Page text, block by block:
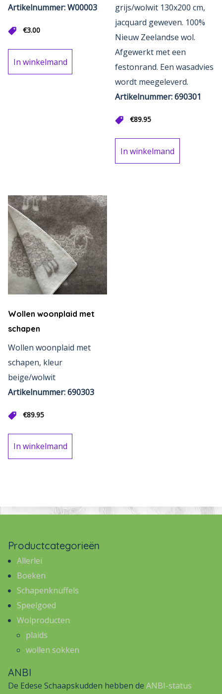
Artikelnummer: W00003
€3.00
In winkelmand
grijs/wolwit 130x200 cm,
jacquard geweven. 100%
Nieuw Zeelandse wol.
Afgewerkt met een
festonrand. Een wasadvies
wordt meegeleverd.
Artikelnummer: 690301
€89.95
In winkelmand
Wollen woonplaid met
schapen
Wollen woonplaid met
schapen, kleur
beige/wolwit
Artikelnummer: 690303
€89.95
In winkelmand
Productcategorieën
Allerlei
Boeken
Schapenknuffels
Speelgoed
Wolproducten
plaids
wollen sokken
ANBI
De Edese Schaapskudden hebben de ANBI-status